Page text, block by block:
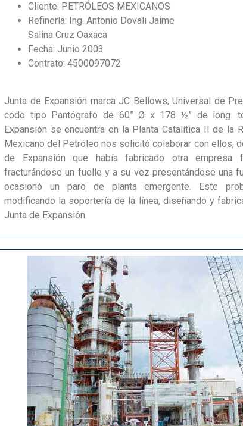
Cliente: PETRÓLEOS MEXICANOS
Refinería: Ing. Antonio Dovali Jaime
Salina Cruz Oaxaca
Fecha: Junio 2003
Contrato: 4500097072
Junta de Expansión marca JC Bellows, Universal de
codo tipo Pantógrafo de 60” Ø x 178 ½” de long.
Expansión se encuentra en la Planta Catalítica II de la
Mexicano del Petróleo nos solicitó colaborar con ellos,
de Expansión que había fabricado otra
fracturándose un fuelle y a su vez presentándose una
ocasionó un paro de planta emergente. Este
modificando la soportería de la línea, diseñando y
Junta de Expansión.